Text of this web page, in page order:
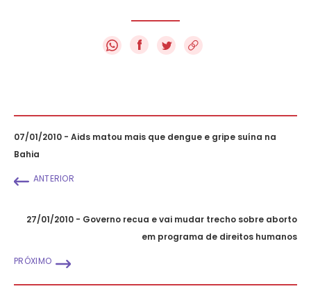
f
07/01/2010 - Aids matou mais que dengue e gripe suína na
Bahia
ANTERIOR
27/01/2010 - Governo recua e vai mudar trecho sobre aborto
em programa de direitos humanos
PRÓXIMO